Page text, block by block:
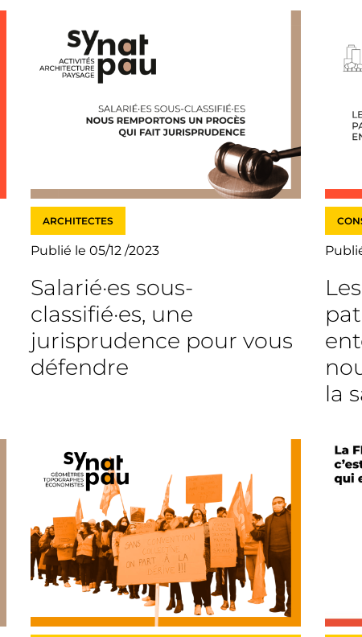
ARCHITECTES
Publié le 05/12 /2023
Salarié·es sous-
classifié·es, une
jurisprudence pour vous
défendre
la